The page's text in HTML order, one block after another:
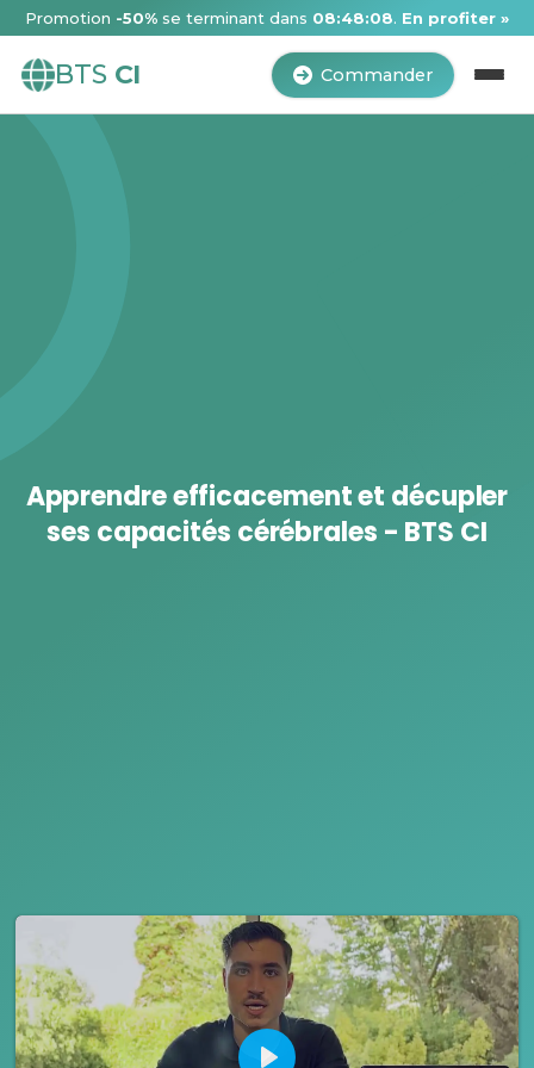
Promotion -50% se terminant dans 08:48:07. En profiter »
BTS CI Commander
Apprendre efficacement et décupler
ses capacités cérébrales - BTS CI